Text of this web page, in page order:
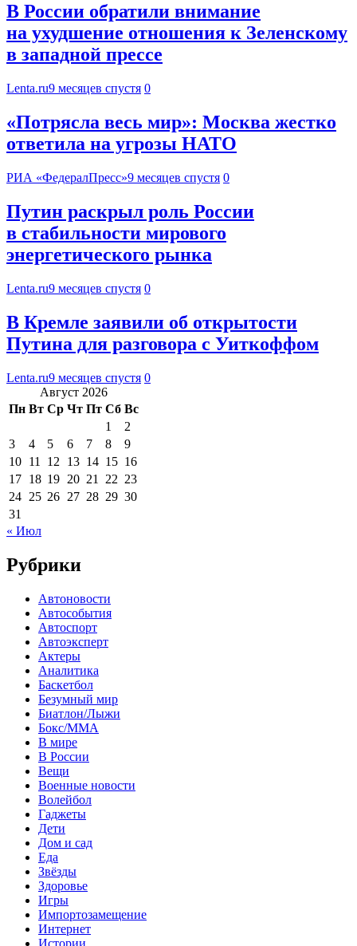
В России обратили внимание
на ухудшение отношения к Зеленскому
в западной прессе
Lenta.ru9 месяцев спустя 0
«Потрясла весь мир»: Москва жестко
ответила на угрозы НАТО
РИА «ФедералПресс»9 месяцев спустя 0
Путин раскрыл роль России
в стабильности мирового
энергетического рынка
Lenta.ru9 месяцев спустя 0
В Кремле заявили об открытости
Путина для разговора с Уиткоффом
Lenta.ru9 месяцев спустя 0
Август 2026
Пн Вт Ср Чт Пт Сб Вс
1
2
3
4 5 6 7 8
9
10 11 12 13 14 15 16
17 18 19 20 21 22 23
24 25 26 27 28 29 30
31
« Июл
Рубрики
Автоновости
Автособытия
Автоспорт
Автоэксперт
Актеры
Аналитика
Баскетбол
Безумный мир
Биатлон/Лыжи
Бокс/MMA
В мире
В России
Вещи
Военные новости
Волейбол
Гаджеты
Дети
Дом и сад
Еда
Звёзды
Здоровье
Игры
Импортозамещение
Интернет
Истории